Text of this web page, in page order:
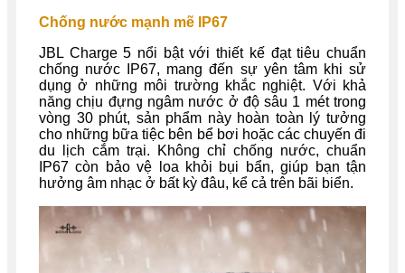
Chống nước mạnh mẽ IP67
JBL Charge 5 nổi bật với thiết kế đạt tiêu chuẩn
chống nước IP67, mang đến sự yên tâm khi sử
dụng ở những môi trường khắc nghiệt. Với khả
năng chịu đựng ngâm nước ở độ sâu 1 mét trong
vòng 30 phút, sản phẩm này hoàn toàn lý tưởng
cho những bữa tiệc bên bể bơi hoặc các chuyến đi
du lịch cắm trại. Không chỉ chống nước, chuẩn
IP67 còn bảo vệ loa khỏi bụi bẩn, giúp bạn tận
hưởng âm nhạc ở bất kỳ đâu, kể cả trên bãi biển.